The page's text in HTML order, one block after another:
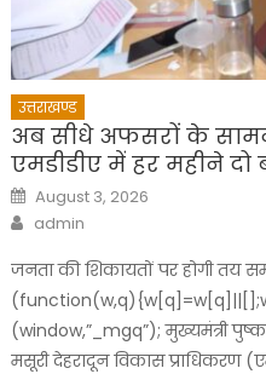
उत्तराखण्ड
अब सीधे अफसरों के
एमडीडीए में हर महीने दो
Posted
on
August 3, 2026
Author
admin
जनता की शिकायतों पर होगी तय
(window,”_mgq”); मुख्यमंत्री
मसूरी देहरादून विकास प्राधिकरण